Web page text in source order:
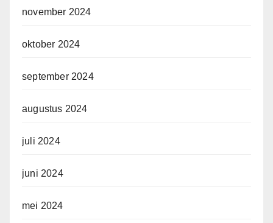
november 2024
oktober 2024
september 2024
augustus 2024
juli 2024
juni 2024
mei 2024